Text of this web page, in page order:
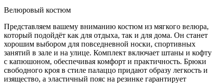
Велюровый костюм
Представляем вашему вниманию костюм из мягкого велюра,
который подойдёт как для отдыха, так и для дома. Он станет
хорошим выбором для повседневной носки, спортивных
занятий в зале и на улице. Комплект включает штаны и кофту
с капюшоном, обеспечивая комфорт и практичность. Брюки
свободного кроя в стиле палаццо придают образу легкость и
изящество, а эластичный пояс на резинке гарантирует